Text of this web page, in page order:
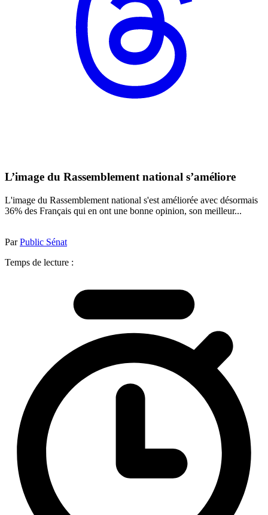
L’image du Rassemblement national s’améliore
L'image du Rassemblement national s'est améliorée avec désormais
36% des Français qui en ont une bonne opinion, son meilleur...
ParPublic Sénat
Temps de lecture :